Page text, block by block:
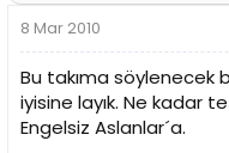
8 Mar 2010
Bu takıma söylenecek
iyisine layık. Ne kadar
Engelsiz Aslanlar´a.